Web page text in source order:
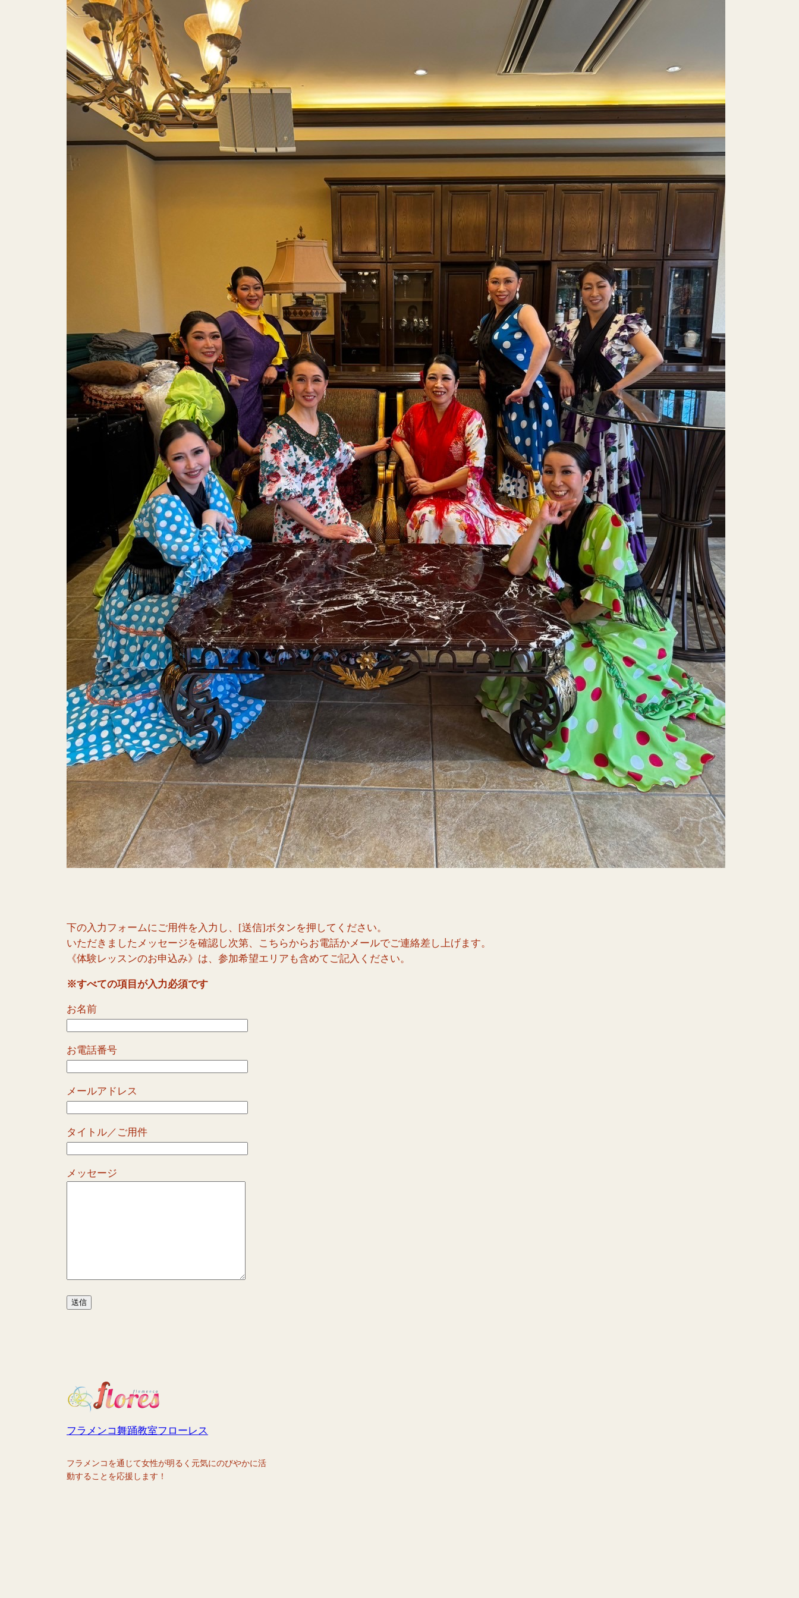
下の入力フォームにご用件を入力し、[送信]ボタンを押してください。
いただきましたメッセージを確認し次第、こちらからお電話かメールでご連絡差し上げます。
《体験レッスンのお申込み》は、参加希望エリアも含めてご記入ください。
※すべての項目が入力必須です
お名前
お電話番号
メールアドレス
タイトル／ご用件
メッセージ
フラメンコ舞踊教室フローレス
フラメンコを通じて女性が明るく元気にのびやかに活
動することを応援します！